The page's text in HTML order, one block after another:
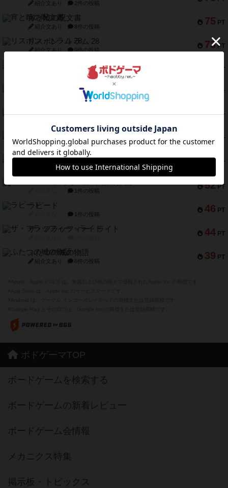
紹介文あり 2件の投稿
75 PT
宵と暁の呪文書
紹介文あり 8件の投稿
73 PT
リスボン・トラム 28
紹介文あり 9件の投稿
PT
1件の投稿
PT
1件の投稿
60 PT
59 PT
紹介文あり 13件の投稿
58 PT
ギャンブラー
紹介文なし 2件の投稿
52 PT
1件の投稿
46 PT
ラピード
1件の投稿
44 PT
ザ・フラッフィー・ライト
39 PT
ふたつの城の物語
紹介文あり 6件の投稿
ボドゲーマTOP
ボードゲームを検索する
ボードゲームの新着レビュー
ボードゲーム会情報
メカニクス特集
掲示板・トピックス